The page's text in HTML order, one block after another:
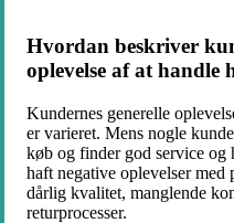
Hvordan beskriver
oplevelse af at handle
Kundernes generelle
er varieret. Mens nogle
køb og finder god service og
haft negative oplevelser med
dårlig kvalitet, manglende
returprocesser.